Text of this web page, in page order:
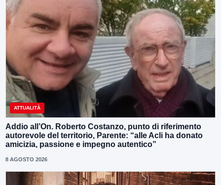
ATTUALITÀ
Addio all’On. Roberto Costanzo, punto di riferimento
autorevole del territorio, Parente: “alle Acli ha donato
amicizia, passione e impegno autentico”
8 AGOSTO 2026